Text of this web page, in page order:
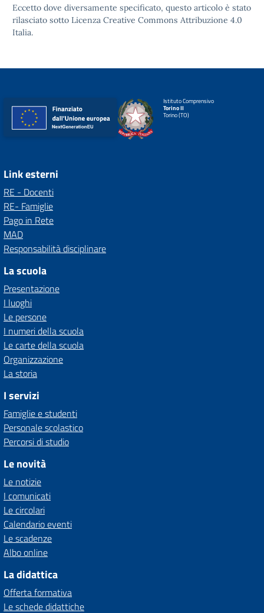
Eccetto dove diversamente specificato, questo articolo è stato
rilasciato sotto Licenza Creative Commons Attribuzione 4.0
Italia.
Istituto Comprensivo
Torino II
Torino (TO)
Link esterni
RE - Docenti
RE- Famiglie
Pago in Rete
MAD
Responsabilità disciplinare
La scuola
Presentazione
I luoghi
Le persone
I numeri della scuola
Le carte della scuola
Organizzazione
La storia
I servizi
Famiglie e studenti
Personale scolastico
Percorsi di studio
Le novità
Le notizie
I comunicati
Le circolari
Calendario eventi
Le scadenze
Albo online
La didattica
Offerta formativa
Le schede didattiche